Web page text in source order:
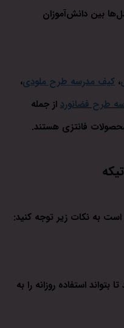
بین دانش‌آموزان
، کیف مدرسه طرح ملودی،
طرح فضانورد از جمله
فانتزی هستند.
به نکات زیر توجه کنید:
استفاده روزانه را به